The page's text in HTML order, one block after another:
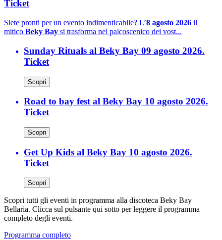
Ticket
Siete pronti per un evento indimenticabile? L’8 agosto 2026 il
mitico Beky Bay si trasforma nel palcoscenico dei vost...
Sunday Rituals al Beky Bay 09 agosto 2026.
Ticket
Scopri
Road to bay fest al Beky Bay 10 agosto 2026.
Ticket
Scopri
Get Up Kids al Beky Bay 10 agosto 2026.
Ticket
Scopri
Scopri tutti gli eventi in programma alla discoteca Beky Bay
Bellaria. Clicca sul pulsante qui sotto per leggere il programma
completo degli eventi.
Programma completo